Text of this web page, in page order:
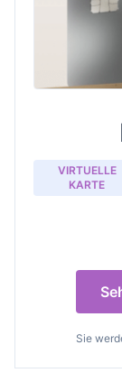
VIRTUELLE
KARTE
Sie